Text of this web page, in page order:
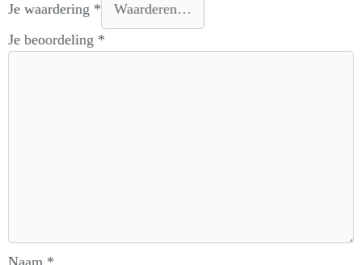
Je waardering *
Je beoordeling *
Naam *